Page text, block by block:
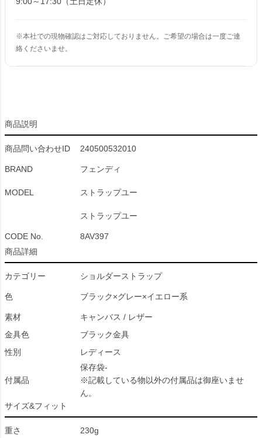
※本社での現物確認はご対応しておりません。ご希望の場合は一度ご連
絡くださいませ。
商品説明
商品問い合わせID 240500532010
BRAND フェンディ
MODEL ストラップユー
ストラップユー
CODE No.
8AV397
商品詳細
カテゴリー ショルダーストラップ
色 ブラック×グレー×イエロー系
素材
キャンバス / レザー
金具色
ブラック金具
性別
レディース
付属品
保存袋-
※記載している物以外の付属品は御座いませ
ん。
サイズ&フィット
重さ
230g